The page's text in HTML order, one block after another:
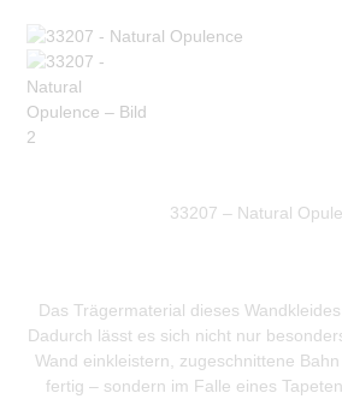
33207 – Natural
Das Trägermaterial dieses
Dadurch lässt es sich nicht nur
Wand einkleistern, zugeschnittene
fertig – sondern im Falle eines